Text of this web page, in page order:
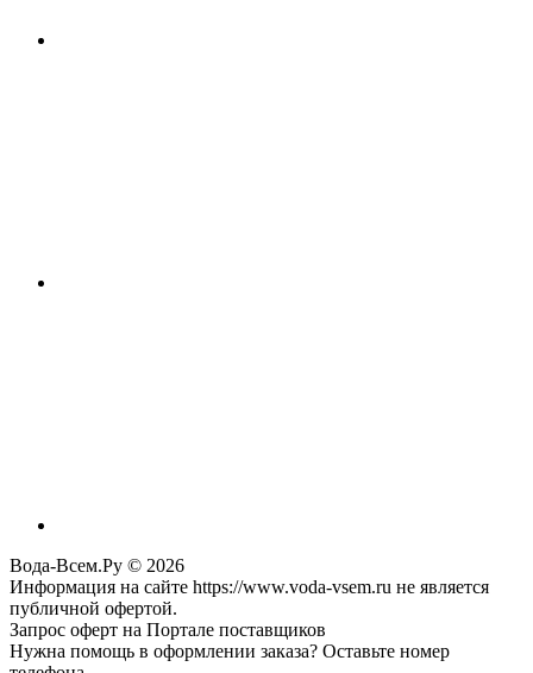
Вода-Всем.Ру © 2026
Информация на сайте https://www.voda-vsem.ru не является
публичной офертой.
Запрос оферт на Портале поставщиков
Нужна помощь в оформлении заказа? Оставьте номер